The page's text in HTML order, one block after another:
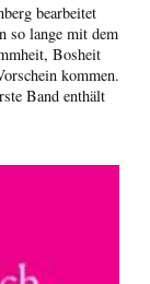
bearbeitet
so lange mit dem
Bosheit
kommen.
Band enthält